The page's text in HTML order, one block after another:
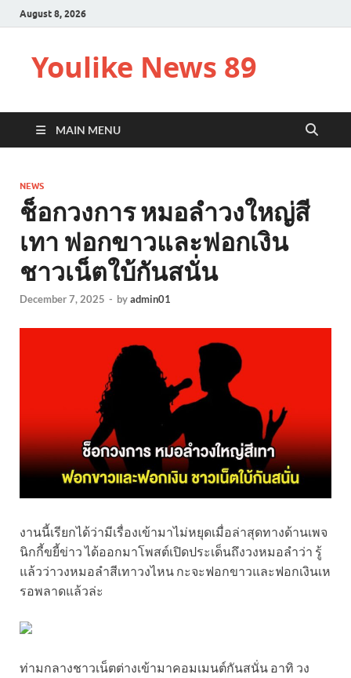
August 8, 2026
Youlike News 89
MAIN MENU
NEWS
ช็อกวงการ หมอลำวงใหญ่สี
เทา ฟอกขาวและฟอกเงิน
ชาวเน็ตใบ้กันสนั่น
December 7, 2025 - byadmin01
งานนี้เรียกได้ว่ามีเรื่องเข้ามาไม่หยุดเมื่อล่าสุดทางด้านเพจ
นิกกี้ขยี้ข่าว ได้ออกมาโพสต์เปิดประเด็นถึงวงหมอลำว่า รู้
แล้วว่าวงหมอลำสีเทาวงไหน กะจะฟอกขาวและฟอกเงินเห
รอพลาดแล้วล่ะ
ท่ามกลางชาวเน็ตต่างเข้ามาคอมเมนต์กันสนั่น อาทิ วง